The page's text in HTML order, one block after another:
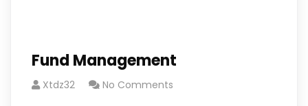
Fund Management
Xtdz32 No Comments